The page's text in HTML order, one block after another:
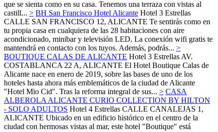
que se sienta como en su casa. Tenemos una terraza con vistas al
castill... > BH San Francisco Hotel Alicante Hotel 3 Estrellas
CALLE SAN FRANCISCO 12, ALICANTE Te sentirás como en
tu propia casa en cualquiera de las 28 habitaciones con aire
acondicionado, minibar y televisión LED. La conexión wifi gratis te
mantendrá en contacto con los tuyos. Además, podrás... >
BOUTIQUE CALAS DE ALICANTE Hotel 3 Estrellas AV.
COSTABLANCA 22 A, ALICANTE El Hotel Boutique Calas de
Alicante nace en enero de 2019, sobre las bases de uno de los
hoteles hasta ahora más emblemáticos de la ciudad de Alicante
"Hotel Mio Cid". Tras la reforma integral de sus... > CASA
ALBEROLA ALICANTE CURIO COLLECTION BY HILTON
- SOLO ADULTOS Hotel 4 Estrellas CALLE CANALEJAS 1,
ALICANTE Ubicado en un edificio histórico en el centro de la
ciudad con hermosas vistas al mar, este hotel "Boutique" está